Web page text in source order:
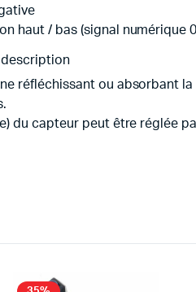
haut / bas (signal numérique
description
réfléchissant ou absorbant
du capteur peut être réglée